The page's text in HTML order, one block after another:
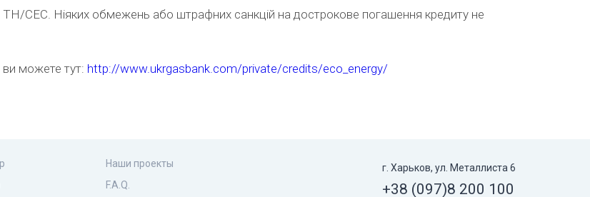
СЕС. Ніяких обмежень або штрафних санкцій на дострокове погашення кредиту не
ви можете тут: http://www.ukrgasbank.com/private/credits/eco_energy/
Наши проекты
F.A.Q.
г. Харьков, ул. Металлиста 6
+38 (097)8 200 100